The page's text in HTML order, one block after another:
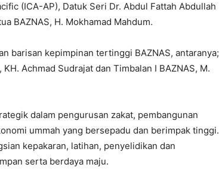
(ICA-AP), Datuk Seri Dr. Abdul Fattah Abdullah
BAZNAS, H. Mokhamad Mahdum.
barisan kepimpinan tertinggi BAZNAS, antaranya;
Achmad Sudrajat dan Timbalan I BAZNAS, M.
dalam pengurusan zakat, pembangunan
ummah yang bersepadu dan berimpak tinggi.
kepakaran, latihan, penyelidikan dan
serta berdaya maju.